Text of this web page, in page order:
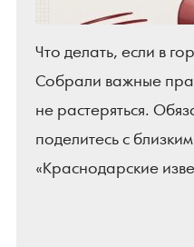
Что делать, если в
Собрали важные
не растеряться.
поделитесь с
«Краснодарские